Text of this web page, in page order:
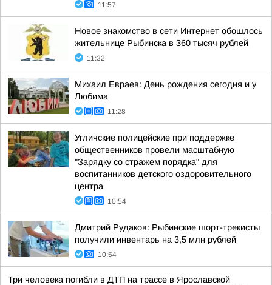
11:57
Новое знакомство в сети Интернет обошлось
жительнице Рыбинска в 360 тысяч рублей
11:32
Михаил Евраев: День рождения сегодня и у
Любима
11:28
Угличские полицейские при поддержке
общественников провели масштабную
"Зарядку со стражем порядка" для
воспитанников детского оздоровительного
центра
10:54
Дмитрий Рудаков: Рыбинские шорт-трекисты
получили инвентарь на 3,5 млн рублей
10:54
Три человека погибли в ДТП на трассе в Ярославской